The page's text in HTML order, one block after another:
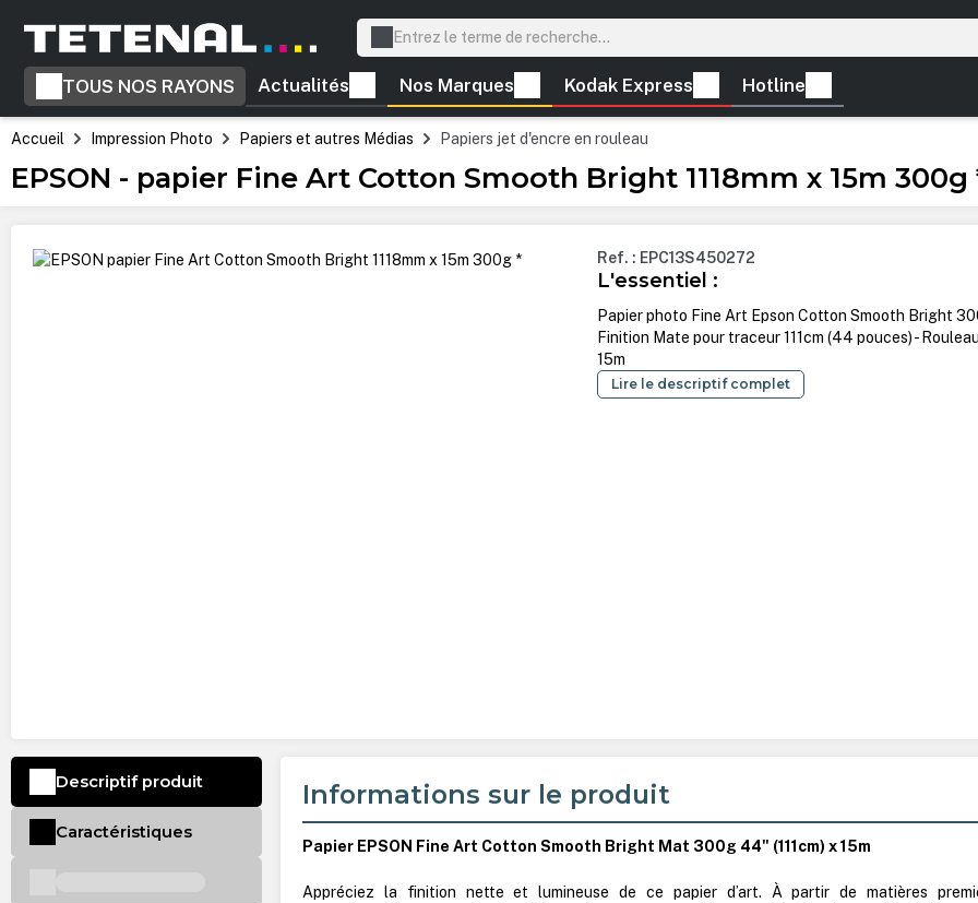
Passer à la navigation principale
TOUS NOS RAYONS Actualités Nos Marques Kodak Express Hotline
Accueil Impression Photo Papiers et autres Médias Papiers jet d'encre en rouleau
EPSON - papier Fine Art Cotton Smooth Bright 1118mm x 15m 300g
Ignorer la galerie d'images Ref. : EPC13S450272
L'essentiel :
Papier photo Fine Art Epson Cotton Smooth Bright
Finition Mate pour traceur 111cm (44 pouces) -
15m
Lire le descriptif complet
Informations sur le produit
Papier EPSON Fine Art Cotton Smooth Bright Mat 300g 44" (111cm) x 15m
Appréciez la finition nette et lumineuse de ce papier d’art. À partir de matières
Descriptif produit
Caractéristiques